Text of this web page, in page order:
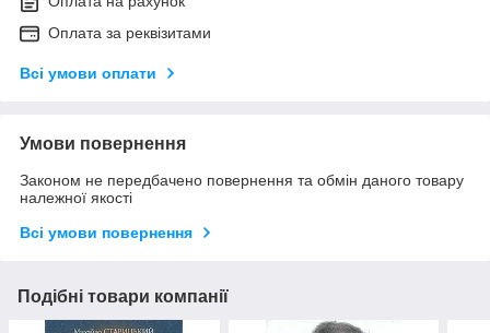
Оплата за реквізитами
Всі умови оплати
Умови повернення
Законом не передбачено повернення та обмін даного товару
належної якості
Всі умови повернення
Подібні товари компанії